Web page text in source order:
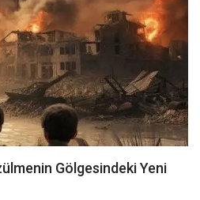
Gölgesindeki Yeni